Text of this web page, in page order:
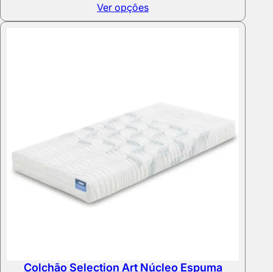
834,00 €
Ver opções
Colchão Selection Art Núcleo Espuma